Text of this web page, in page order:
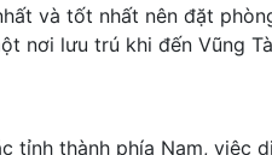
và tốt nhất nên đặt
nơi lưu trú khi đến Vũng
tỉnh thành phía Nam, việc